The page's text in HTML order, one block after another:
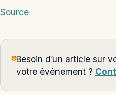
Source
Besoin d’un article sur
votre événement ?